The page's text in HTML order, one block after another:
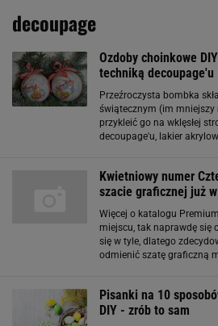
decoupage
Ozdoby choinkowe
techniką decoupage'u
Przeźroczysta bombka
świątecznym (im mniejszy
przykleić go na wklęsłej
decoupage'u, lakier
Kwietniowy numer
szacie graficznej już
Więcej o katalogu
miejscu, tak naprawdę się
się w tyle, dlatego
odmienić szatę graficzną
Pisanki na 10
DIY - zrób to sam